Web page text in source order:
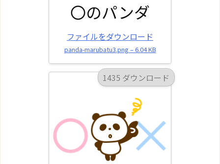
〇のパンダ
ファイルをダウンロード
panda-marubatu3.png – 6.04 KB
1435 ダウンロード